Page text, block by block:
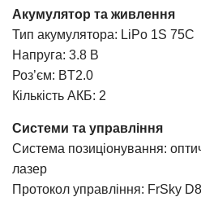
Акумулятор та живлення
Тип акумулятора: LiPo 1S 75C
Напруга: 3.8 В
Роз’єм: BT2.0
Кількість АКБ: 2
Системи та управління
Система позиціонування:
лазер
Протокол управління: FrSky D8